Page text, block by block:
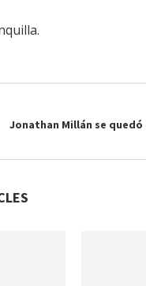
Jonathan Millán se